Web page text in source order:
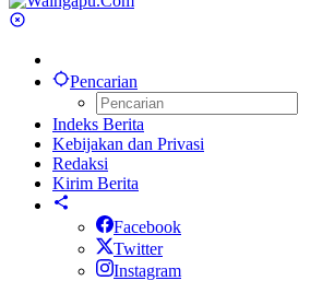
Pencarian
Indeks Berita
Kebijakan dan Privasi
Redaksi
Kirim Berita
Facebook
Twitter
Instagram